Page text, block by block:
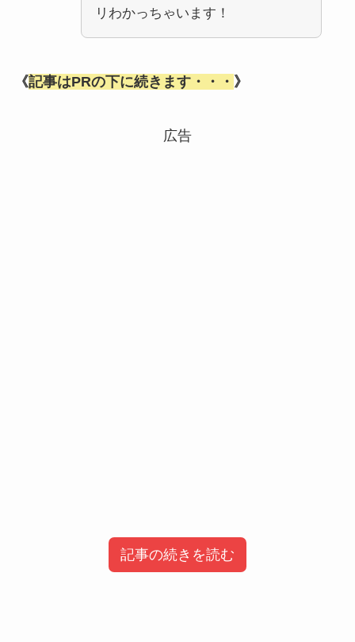
リわかっちゃいます！
《記事はPRの下に続きます・・・ 》
広告
記事の続きを読む